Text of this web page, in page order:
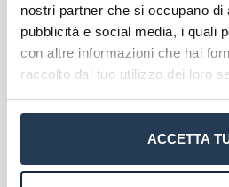
nostri partner che si occupano di
pubblicità e social media, i quali
con altre informazioni che hai
raccolto dal tuo utilizzo dei loro
ACCETTA
Psicologia, infatti, ha un
anche se tutti hanno in
insegnamenti:
neurobiologia
psichica